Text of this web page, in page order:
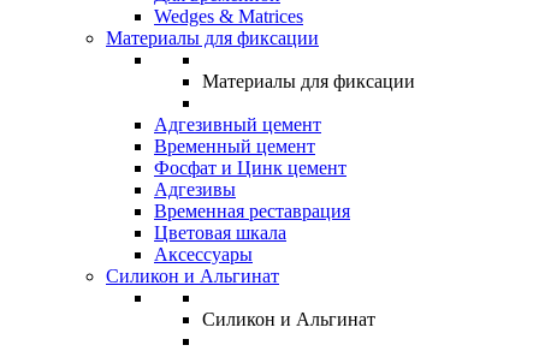
Wedges & Matrices
Материалы для фиксации
Материалы для фиксации
Адгезивный цемент
Временный цемент
Фосфат и Цинк цемент
Адгезивы
Временная реставрация
Цветовая шкала
Аксессуары
Силикон и Альгинат
Силикон и Альгинат